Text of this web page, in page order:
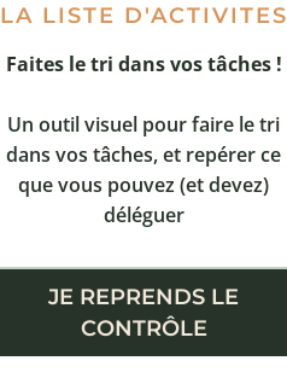
LA LISTE D'ACTIVITES
Faites le tri dans vos tâches !
Un outil visuel pour faire le tri
dans vos tâches, et repérer ce
que vous pouvez (et devez)
déléguer
JE REPRENDS LE
CONTRÔLE